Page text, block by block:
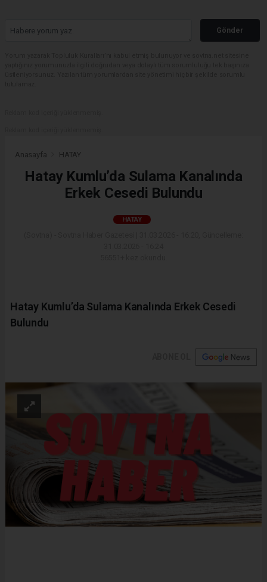
Gönder
Anasayfa HATAY
Hatay Kumlu’da Sulama Kanalında
Erkek Cesedi Bulundu
HATAY
Hatay Kumlu’da Sulama Kanalında Erkek Cesedi
Bulundu